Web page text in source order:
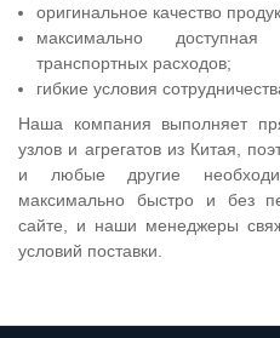
оригинальное качество
максимально
транспортных расходов;
гибкие условия
Наша компания выполняет
узлов и агрегатов из Китая,
и любые другие
максимально быстро и без
сайте, и наши менеджеры
условий поставки.